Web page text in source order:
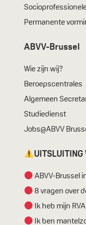
Permanente
ABVV-Brussel
Wie zijn wij?
Beroepscentrales
Algemeen
Studiedienst
Jobs@ABVV
UITSLUITING
ABVV-Brussel
8 vragen over
Ik heb mijn
Ik ben